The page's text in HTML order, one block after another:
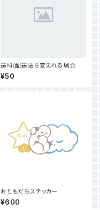
送料(配送法を変えれる場合の
み)
¥50
おともだちステッカー
¥600